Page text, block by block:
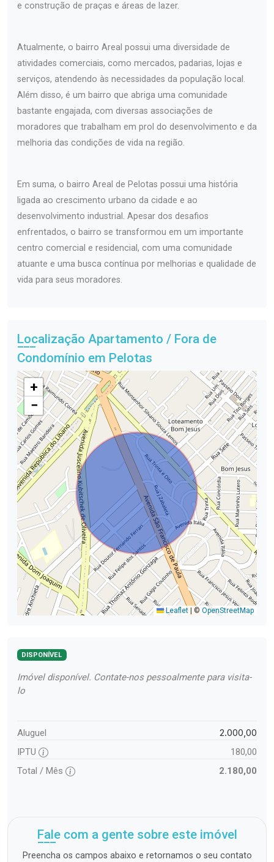
e construção de praças e áreas de lazer.
Atualmente, o bairro Areal possui uma diversidade de
atividades comerciais, como mercados, padarias, lojas e
serviços, atendendo às necessidades da população local.
Além disso, é um bairro que abriga uma comunidade
bastante engajada, com diversas associações de
moradores que trabalham em prol do desenvolvimento e da
melhoria das condições de vida na região.
Em suma, o bairro Areal de Pelotas possui uma história
ligada ao crescimento urbano da cidade e ao
desenvolvimento industrial. Apesar dos desafios
enfrentados, o bairro se transformou em um importante
centro comercial e residencial, com uma comunidade
atuante e uma busca contínua por melhorias e qualidade de
vida para seus moradores.
Localização Apartamento / Fora de
Condomínio em Pelotas
+
−
Leaflet © OpenStreetMap
DISPONÍVEL
Imóvel disponível. Contate-nos pessoalmente para visita-
lo
Aluguel 2.000,00
IPTU
180,00
Total / Mês
2.180,00
Fale com a gente sobre este imóvel
Preencha os campos abaixo e retornamos o seu contato